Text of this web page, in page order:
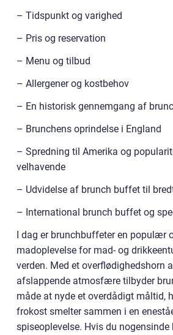
– Tidspunkt og varighed
– Pris og reservation
– Menu og tilbud
– Allergener og kostbehov
– En historisk gennemgang af
– Brunchens oprindelse i England
– Spredning til Amerika og
velhavende
– Udvidelse af brunch buffet til
– International brunch buffet og
I dag er brunchbuffeter en populær
madoplevelse for mad- og
verden. Med et overflødighedshorn
afslappende atmosfære tilbyder
måde at nyde et overdådigt måltid,
frokost smelter sammen i en
spiseoplevelse. Hvis du